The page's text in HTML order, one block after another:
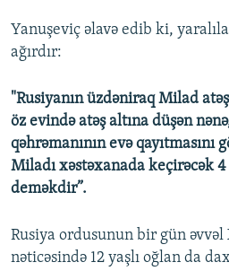
Yanuşeviç əlavə edib ki,
ağırdır:
"Rusiyanın üzdəniraq Milad
öz evində atəş altına düşən
qəhrəmanının evə
Miladı xəstəxanada keçirəcək
deməkdir”.
Rusiya ordusunun bir gün əvvəl
nəticəsində 12 yaşlı oğlan da